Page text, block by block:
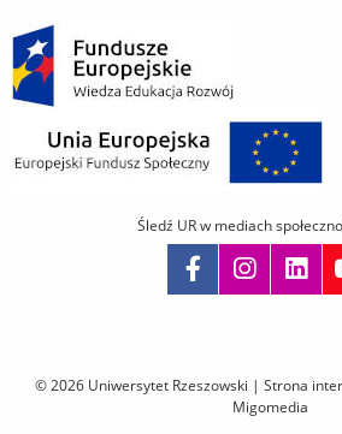
© 2026 Uniwersytet Rzeszowski | Strona
Migomedia
Śledź UR w mediach
i
przejdź